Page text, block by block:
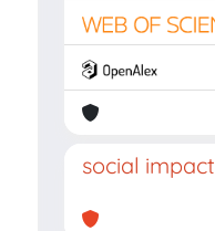
social impact